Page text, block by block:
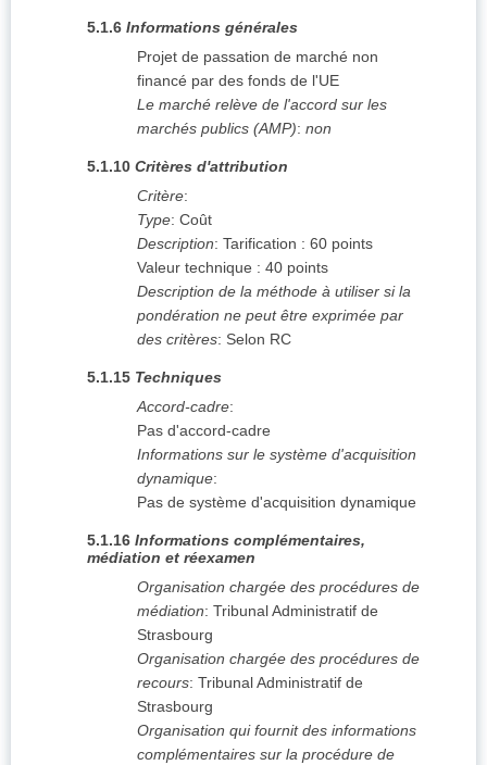
5.1.6 Informations générales
Projet de passation de marché non
financé par des fonds de l'UE
Le marché relève de l'accord sur les
marchés publics (AMP): non
5.1.10 Critères d'attribution
Critère:
Type: Coût
Description: Tarification : 60 points
Valeur technique : 40 points
Description de la méthode à utiliser si la
pondération ne peut être exprimée par
des critères: Selon RC
5.1.15 Techniques
Accord-cadre:
Pas d'accord-cadre
Informations sur le système d'acquisition
dynamique:
Pas de système d'acquisition dynamique
5.1.16 Informations complémentaires,
médiation et réexamen
Organisation chargée des procédures de
médiation: Tribunal Administratif de
Strasbourg
Organisation chargée des procédures de
recours: Tribunal Administratif de
Strasbourg
Organisation qui fournit des informations
complémentaires sur la procédure de